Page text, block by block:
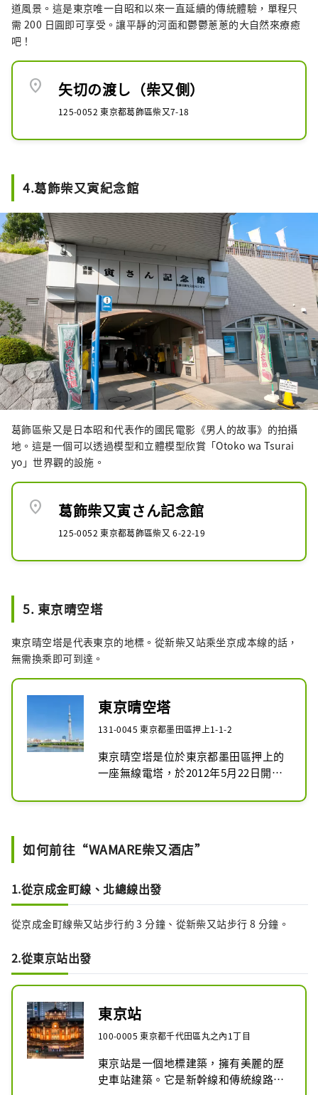
道風景。這是東京唯一自昭和以來一直延續的傳統體驗，單程只
需 200 日圓即可享受。讓平靜的河面和鬱鬱蔥蔥的大自然來療癒
吧！
location_on 矢切の渡し（柴又側）
125-0052 東京都葛飾區柴又7-18
4.葛飾柴又寅紀念館
葛飾區柴又是日本昭和代表作的國民電影《男人的故事》的拍攝
地。這是一個可以透過模型和立體模型欣賞「Otoko wa Tsurai
yo」世界觀的設施。
location_on 葛飾柴又寅さん記念館
125-0052 東京都葛飾區柴又 6-22-19
5. 東京晴空塔
東京晴空塔是代表東京的地標。從新柴又站乘坐京成本線的話，
無需換乘即可到達。
東京晴空塔
131-0045 東京都墨田區押上1-1-2
東京晴空塔是位於東京都墨田區押上的
一座無線電塔，於2012年5月22日開
它是東京的地標之一，高 634 米，是世
的就是拍照。
如何前往“WAMARE柴又酒店”
1.從京成金町線、北總線出發
從京成金町線柴又站步行約 3 分鐘、從新柴又站步行 8​​ 分鐘。
2.從東京站出發
東京站
100-0005 東京都千代田區丸之內1丁目
東京站是一個地標建築，擁有美麗的歷
史車站建築。它是新幹線和傳統線路的